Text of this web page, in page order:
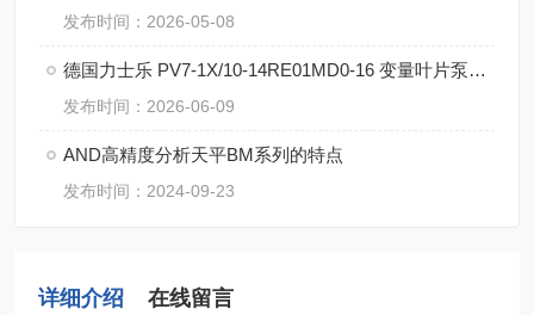
发布时间：2026-05-08
德国力士乐 PV7-1X/10-14RE01MD0-16 变量叶片泵的技术支持
发布时间：2026-06-09
AND高精度分析天平BM系列的特点
发布时间：2024-09-23
详细介绍 在线留言